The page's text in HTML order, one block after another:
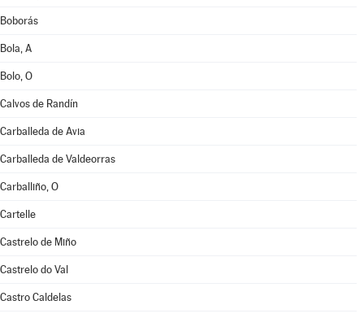
Boborás
Bola, A
Bolo, O
Calvos de Randín
Carballeda de Avia
Carballeda de Valdeorras
Carballiño, O
Cartelle
Castrelo de Miño
Castrelo do Val
Castro Caldelas